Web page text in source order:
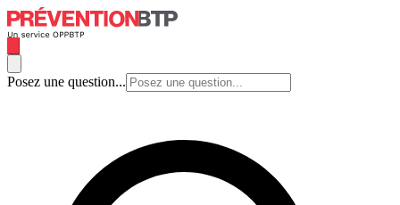
Posez une question...